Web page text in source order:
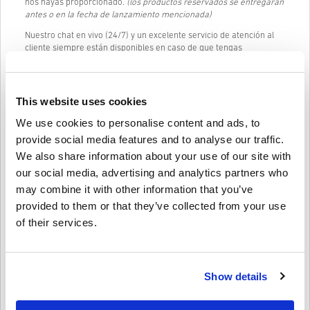
This website uses cookies
We use cookies to personalise content and ads, to
provide social media features and to analyse our traffic.
We also share information about your use of our site with
our social media, advertising and analytics partners who
may combine it with other information that you’ve
provided to them or that they’ve collected from your use
of their services.
Show details
nos hayas proporcionado. (los productos reservados se entregarán
antes o en la fecha de lanzamiento mencionada)
Nuestro chat en vivo (24/7) y un excelente servicio de atención al
cliente siempre están disponibles en caso de que tengas
CARD 35 EUR AUSTRIA.
formularios engorrosos o encuestas para completar y solo
requiere una dirección de correo electrónico y un método de pago
válido, por lo que el proceso de compra de PLAYSTATION NETWORK
CARD 35 EUR AUSTRIA de livecards.net es rápido y fácil.
Cómo funciona en Livecards.net
¿Nuevo en Livecards.net? Comprar códigos digitales es rápido y
Descargo de responsabilidad
Losproductos reservadosse entregarán antes o en la
artículos en stock se entregarán instantáneamente tan
Las compras consideradas para uso comercial no serán
10 Opiniones